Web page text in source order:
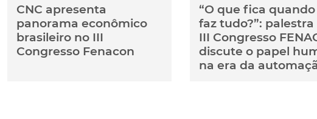
CNC apresenta
panorama econômico
brasileiro no III
Congresso Fenacon
“O que fica quando
faz tudo?”: palestra
III Congresso
discute o papel
na era da